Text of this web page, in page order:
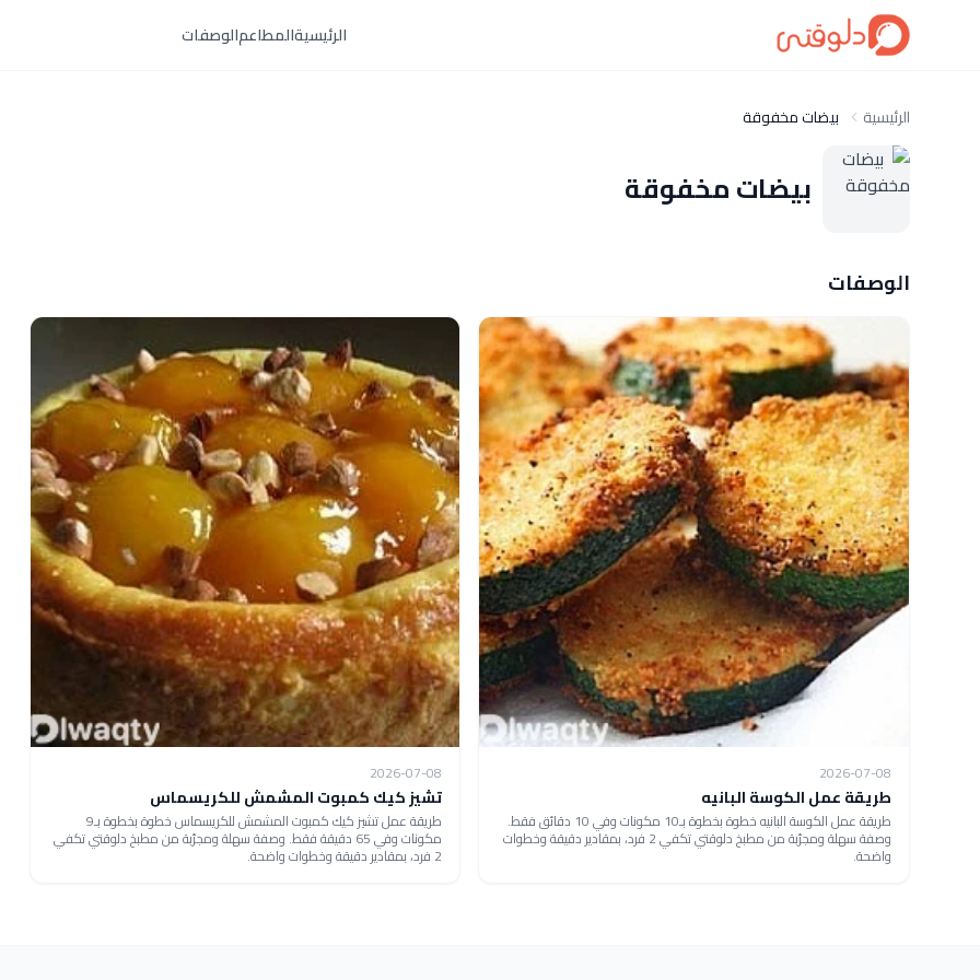
الرئيسيةالمطاعمالوصفات
الرئيسية بيضات مخفوقة
بيضات مخفوقة
الوصفات
2026-07-08
طريقة عمل الكوسة البانيه
طريقة عمل الكوسة البانيه خطوة بخطوة بـ10 مكونات وفي 10 دقائق فقط.
وصفة سهلة ومجرّبة من مطبخ دلوقتي تكفي 2 فرد، بمقادير دقيقة وخطوات
واضحة.
2026-07-08
تشيز كيك كمبوت المشمش للكريسماس
طريقة عمل تشيز كيك كمبوت المشمش للكريسماس خطوة بخطوة بـ9
مكونات وفي 65 دقيقة فقط. وصفة سهلة ومجرّبة من مطبخ دلوقتي تكفي
2 فرد، بمقادير دقيقة وخطوات واضحة.